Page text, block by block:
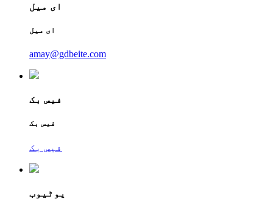
ای میل
ای میل
amay@gdbeite.com
فیس بک
فیس بک
فیس بک
یوٹیوب